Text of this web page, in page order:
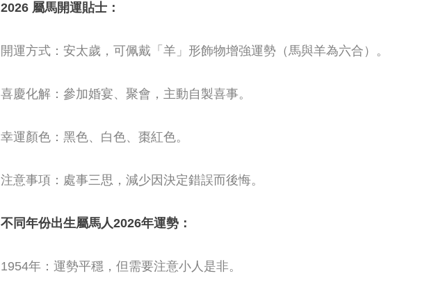
2026 屬馬開運貼士：
開運方式：安太歲，可佩戴「羊」形飾物增強運勢（馬與羊為六合）。
喜慶化解：參加婚宴、聚會，主動自製喜事。
幸運顏色：黑色、白色、棗紅色。
注意事項：處事三思，減少因決定錯誤而後悔。
不同年份出生屬馬人2026年運勢：
1954年：運勢平穩，但需要注意小人是非。